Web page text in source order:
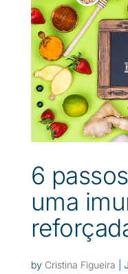
6
uma
by Cristina Figueira